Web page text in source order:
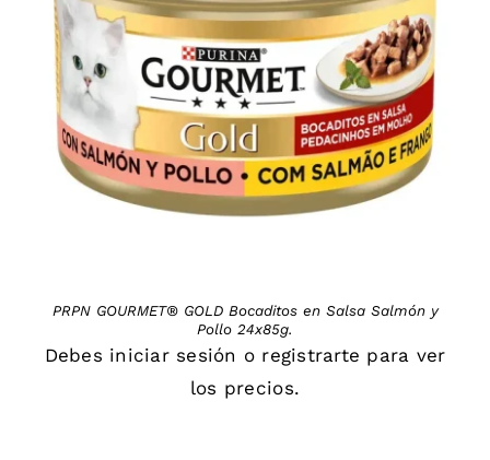
DETAILS
PRPN GOURMET® GOLD Bocaditos en Salsa Salmón y
Pollo 24x85g.
Debes iniciar sesión o registrarte para ver
los precios.